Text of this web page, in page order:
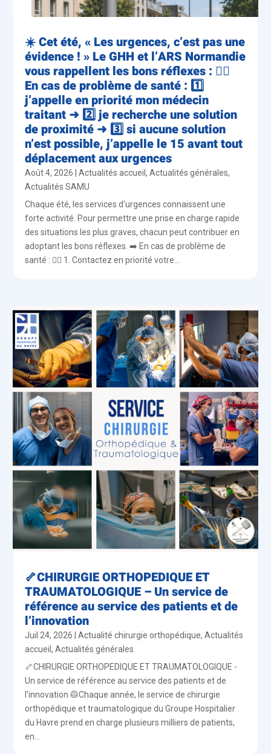
☀️ Cet été, « Les urgences, c’est pas une
évidence ! » Le GHH et l’ARS Normandie
vous rappellent les bons réflexes : 👨‍⚕️
En cas de problème de santé : 1️⃣
j’appelle en priorité mon médecin
traitant ➜ 2️⃣ je recherche une solution
de proximité ➜ 3️⃣ si aucune solution
n’est possible, j’appelle le 15 avant tout
déplacement aux urgences
Août 4, 2026 |Actualités accueil,Actualités générales,
Actualités SAMU
Chaque été, les services d'urgences connaissent une
forte activité. Pour permettre une prise en charge rapide
des situations les plus graves, chacun peut contribuer en
adoptant les bons réflexes. ➡️ En cas de problème de
santé : 👨‍⚕️ 1. Contactez en priorité votre...
🦴CHIRURGIE ORTHOPEDIQUE ET
TRAUMATOLOGIQUE – Un service de
référence au service des patients et de
l’innovation
Juil 24, 2026 |Actualité chirurgie orthopédique,Actualités
accueil,Actualités générales
🦴CHIRURGIE ORTHOPEDIQUE ET TRAUMATOLOGIQUE -
Un service de référence au service des patients et de
l'innovation 🥼Chaque année, le service de chirurgie
orthopédique et traumatologique du Groupe Hospitalier
du Havre prend en charge plusieurs milliers de patients,
en...